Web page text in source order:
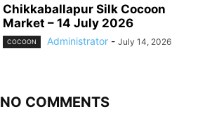
Chikkaballapur Silk Cocoon
Market – 14 July 2026
COCOON Administrator - July 14, 2026
NO COMMENTS